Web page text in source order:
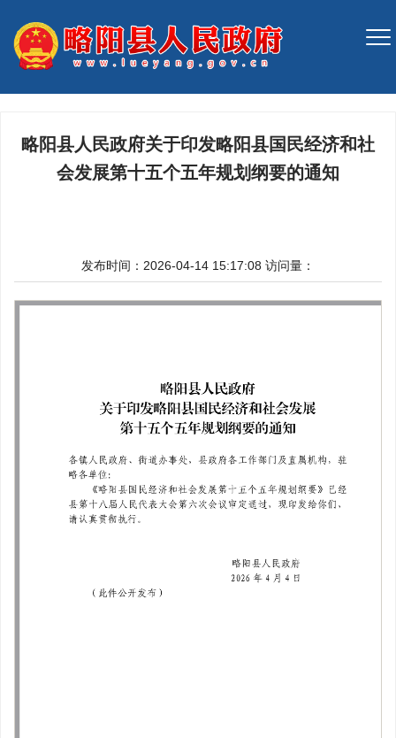
略阳县人民政府关于印发略阳县国民经济和社
会发展第十五个五年规划纲要的通知
发布时间：2026-04-14 15:17:08 访问量：